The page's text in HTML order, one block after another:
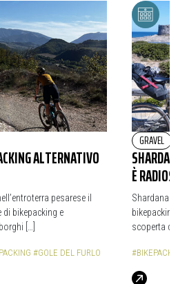
ALTERNATIVO
pesarese il
bikepacking e
[…]
#GOLE DEL FURLO
GRAVEL
È
Shardana
scoperta